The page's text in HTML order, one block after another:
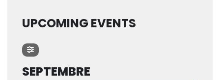
UPCOMING EVENTS
SEPTEMBRE